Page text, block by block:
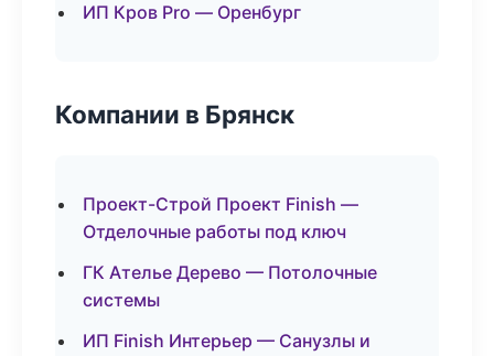
ИП Кров Pro — Оренбург
Компании в Брянск
Проект-Строй Проект Finish —
Отделочные работы под ключ
ГК Ателье Дерево — Потолочные
системы
ИП Finish Интерьер — Санузлы и